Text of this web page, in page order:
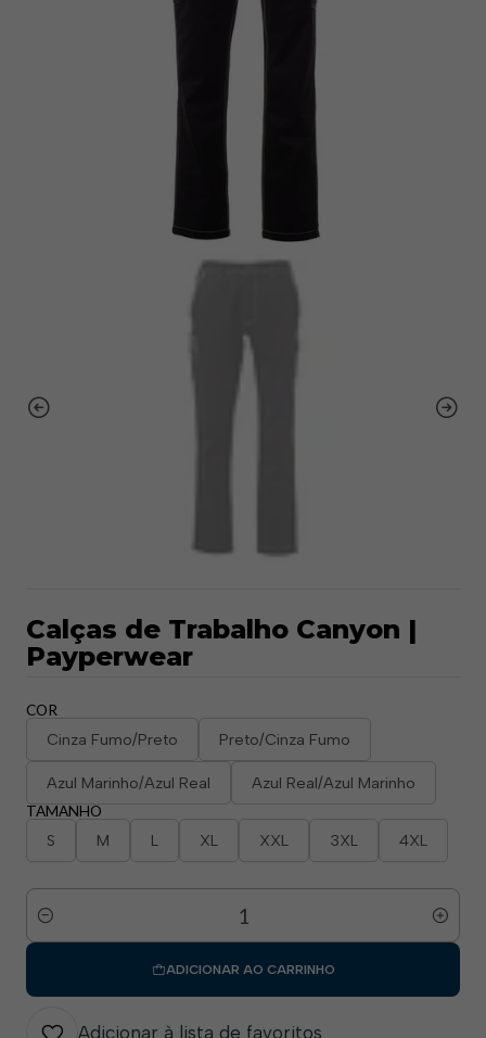
Calças de Trabalho Canyon |
Payperwear​
COR
Cinza Fumo/Preto Preto/Cinza Fumo
Azul Marinho/Azul Real Azul Real/Azul Marinho
TAMANHO
S M L XL XXL 3XL 4XL
Quantidade
ADICIONAR AO CARRINHO
Adicionar à lista de favoritos